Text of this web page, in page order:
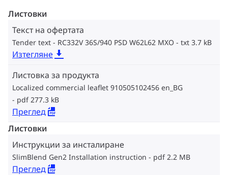
Листовки
Текст на офертата
Tender text - RC332V 36S/940 PSD W62L62 MXO txt 3.7 kB
Изтегляне
Листовка за продукта
Localized commercial leaflet 910505102456 en_BG
pdf 277.3 kB
Преглед
Листовки
Инструкции за инсталиране
SlimBlend Gen2 Installation instruction pdf 2.2 MB
Преглед